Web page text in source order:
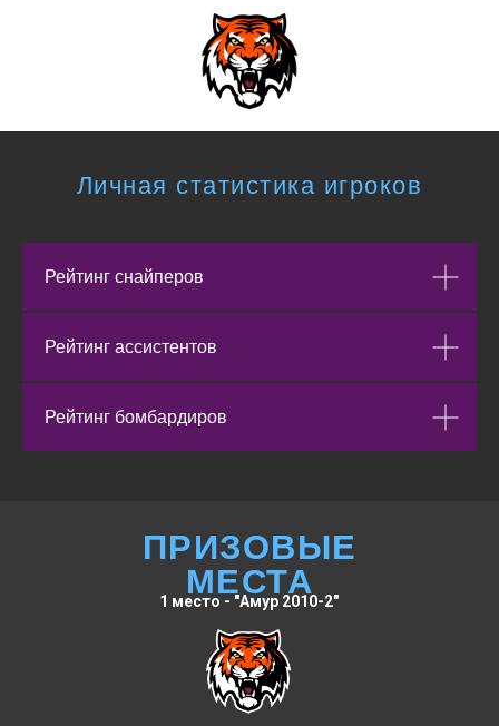
Личная статистика игроков
Рейтинг снайперов
Рейтинг ассистентов
Рейтинг бомбардиров
1 место - "Амур 2010-2"
ПРИЗОВЫЕ
МЕСТА